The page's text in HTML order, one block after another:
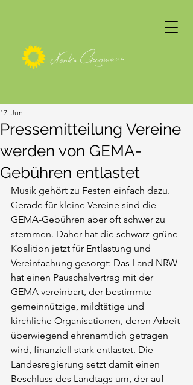
Pressemitteilung Vereine
werden von GEMA-
Gebühren entlastet
17. Juni
Musik gehört zu Festen einfach dazu.
Gerade für kleine Vereine sind die
GEMA-Gebühren aber oft schwer zu
stemmen. Daher hat die schwarz-grüne
Koalition jetzt für Entlastung und
Vereinfachung gesorgt: Das Land NRW
hat einen Pauschalvertrag mit der
GEMA vereinbart, der bestimmte
gemeinnützige, mildtätige und
kirchliche Organisationen, deren Arbeit
überwiegend ehrenamtlich getragen
wird, finanziell stark entlastet. Die
Landesregierung setzt damit einen
Beschluss des Landtags um, der auf